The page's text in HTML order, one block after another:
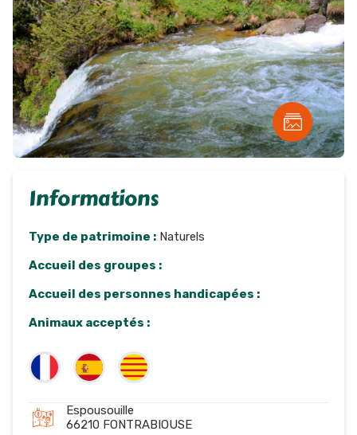
Informations
Type de patrimoine : Naturels
Accueil des groupes :
Accueil des personnes handicapées :
Animaux acceptés :
Espousouille
66210 FONTRABIOUSE